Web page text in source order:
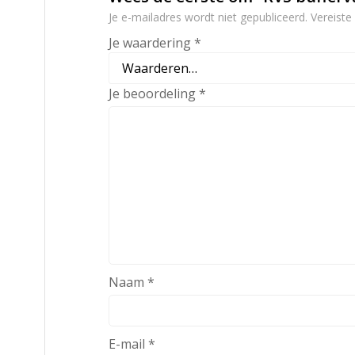
Je e-mailadres wordt niet gepubliceerd.
Je waardering*
Je beoordeling*
Naam *
E-mail *